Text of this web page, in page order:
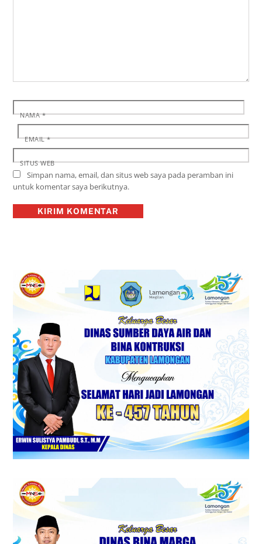
NAMA*
EMAIL*
SITUS WEB
Simpan nama, email, dan situs web saya pada peramban ini
untuk komentar saya berikutnya.